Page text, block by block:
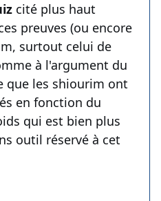
cité plus haut
preuves (ou encore
surtout celui de
à l'argument du
que les shiourim ont
en fonction du
qui est bien plus
outil réservé à cet